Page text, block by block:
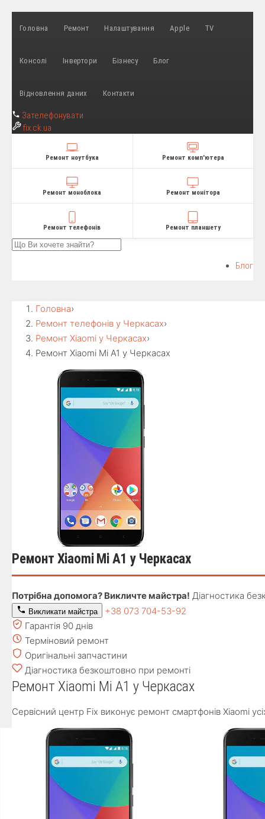
Головна Ремонт Налаштування Apple TV
Консолі Інвертори Бізнесу Блог
Відновлення даних Контакти
Зателефонувати
fix.ck.ua
Ремонт ноутбука Ремонт комп'ютера
Ремонт моноблока Ремонт монітора
Ремонт телефонів Ремонт планшету
Блог
Головна›
Ремонт телефонів у Черкасах›
Ремонт Xiaomi у Черкасах›
Ремонт Xiaomi Mi A1 у Черкасах
Ремонт Xiaomi Mi A1 у Черкасах
Потрібна допомога? Викличте майстра! Діагностика
Викликати майстра
+38 073 704-53-92
Гарантія 90 днів
Терміновий ремонт
Оригінальні запчастини
Діагностика безкоштовно при ремонті
Ремонт Xiaomi Mi A1 у Черкасах
Сервісний центр Fix виконує ремонт смартфонів Xiaomi